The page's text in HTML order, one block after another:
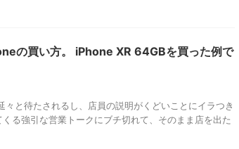
の買い方。 iPhone XR 64GBを買った例で
と待たされるし、店員の説明がくどいことにイラつき
る強引な営業トークにブチ切れて、そのまま店を出た